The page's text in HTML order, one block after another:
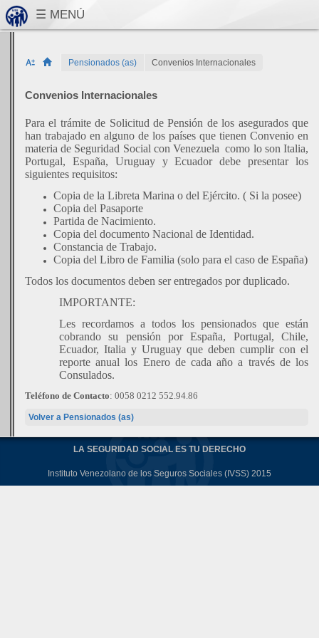
Pensionados (as) Convenios Internacionales
Convenios Internacionales
Para el trámite de Solicitud de Pensión de los asegurados que
han trabajado en alguno de los países que tienen Convenio en
materia de Seguridad Social con Venezuela como lo son Italia,
Portugal, España, Uruguay y Ecuador debe presentar los
siguientes requisitos:
Copia de la Libreta Marina o del Ejército. ( Si la posee)
Copia del Pasaporte
Partida de Nacimiento.
Copia del documento Nacional de Identidad.
Constancia de Trabajo.
Copia del Libro de Familia (solo para el caso de España)
Todos los documentos deben ser entregados por duplicado.
IMPORTANTE:
Les recordamos a todos los pensionados que están
cobrando su pensión por España, Portugal, Chile,
Ecuador, Italia y Uruguay que deben cumplir con el
reporte anual los Enero de cada año a través de los
Consulados.
Teléfono de Contacto: 0058 0212 552.94.86
Volver a Pensionados (as)
LA SEGURIDAD SOCIAL ES TU DERECHO
Instituto Venezolano de los Seguros Sociales (IVSS) 2015